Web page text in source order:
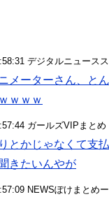
デジタルニュース
メーターさん、と
ｗｗｗ
ガールズVIPまとめ
とかじゃなくて支
きたいんやが
NEWSぽけまとめ